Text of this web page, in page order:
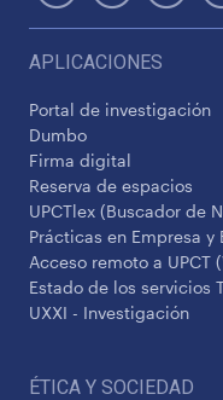
APLICACIONES
Portal de investigación
Dumbo
Firma digital
Reserva de espacios
UPCTlex (Buscador de
Prácticas en Empresa y
Acceso remoto a UPCT
Estado de los servicios
UXXI - Investigación
ÉTICA Y SOCIEDAD